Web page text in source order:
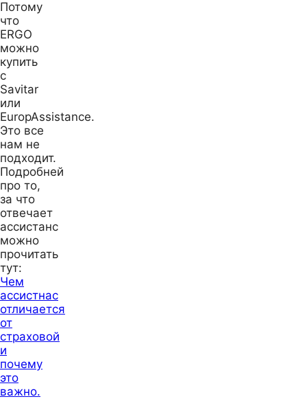
Потому
что
ERGO
можно
купить
с
Savitar
или
EuropAssistance.
Это все
нам не
подходит.
Подробней
про то,
за что
отвечает
ассистанс
можно
прочитать
тут:
Чем
ассистнас
отличается
от
страховой
и
почему
это
важно.